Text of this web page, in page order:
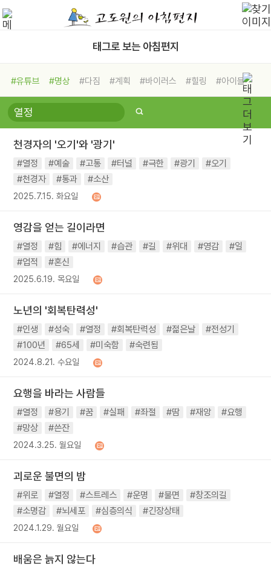
태그로 보는 아침편지
#유튜브 #명상 #다짐 #계획 #바이러스 #힐링
#아이들
#비전캠프
#독서캠프 #삶
#희망
#나눔 #친구 #링컨학교
#독서
#건강 #면역력
천경자의 '오기'와 '광기'
#열정 #예술 #고통 #터널 #극한 #광기
#오기
#천경자
#통과 #소산
2025.7.15. 화요일
영감을 얻는 길이라면
#열정 #힘 #에너지 #습관 #길 #위대 #영감
#일
#업적
#혼신
2025.6.19. 목요일
노년의 '회복탄력성'
#인생 #성숙 #열정 #회복탄력성 #젊은날
#전성기
#100년
#65세 #미숙함 #숙련됨
2024.8.21. 수요일
요행을 바라는 사람들
#열정 #용기 #꿈 #실패 #좌절 #땀 #재앙
#요행
#망상
#쓴잔
2024.3.25. 월요일
괴로운 불면의 밤
#위로 #열정 #스트레스 #운명 #불면
#창조의길
#소명감
#뇌세포 #심층의식 #긴장상태
2024.1.29. 월요일
배움은 늙지 않는다